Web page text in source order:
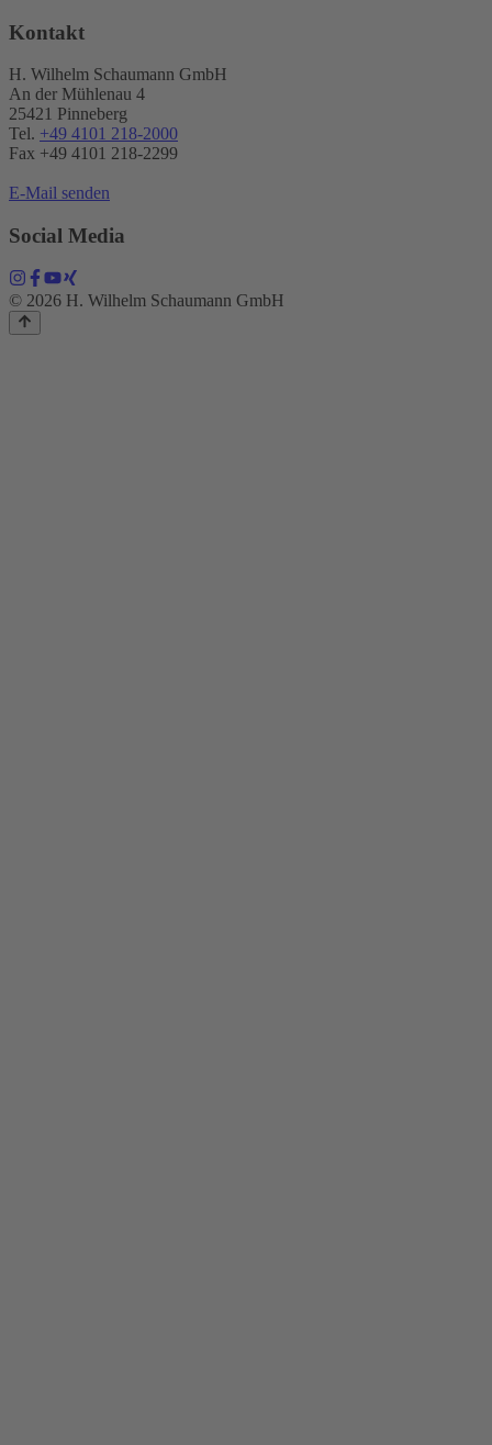
Kontakt
H. Wilhelm Schaumann GmbH
An der Mühlenau 4
25421 Pinneberg
Tel. +49 4101 218-2000
Fax +49 4101 218​-2299
E-Mail senden
Social Media
© 2026 H. Wilhelm Schaumann GmbH